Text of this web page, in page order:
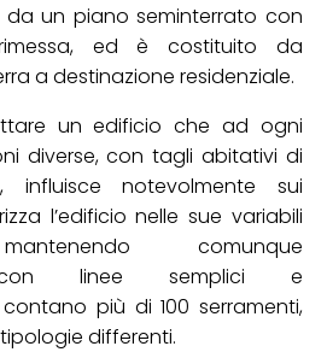
da un piano seminterrato con
ed è costituito da
a destinazione residenziale.
un edificio che ad ogni
diverse, con tagli abitativi di
influisce notevolmente sui
l’edificio nelle sue variabili
comunque
con linee semplici e
più di 100 serramenti,
differenti.